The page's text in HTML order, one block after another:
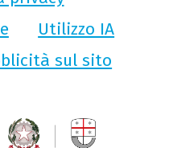
Utilizzo IA
sul sito